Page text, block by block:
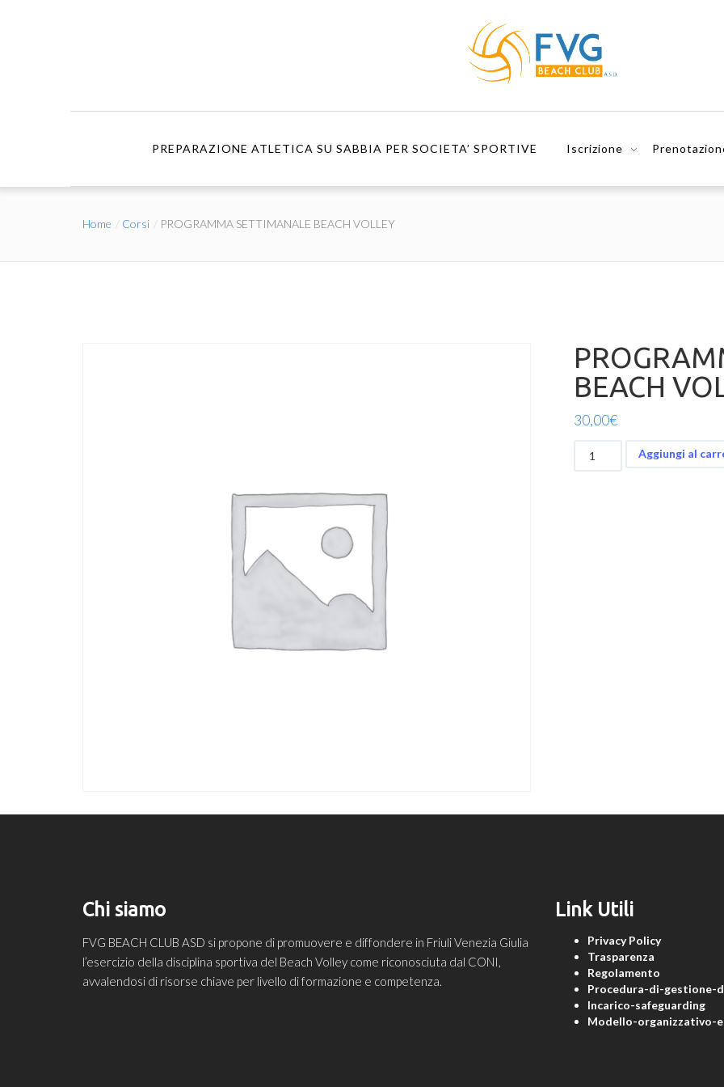
PREPARAZIONE ATLETICA SU SABBIA PER SOCIETA’ SPORTIVE Iscrizione
Home Corsi PROGRAMMA SETTIMANALE BEACH VOLLEY
BEACH
30,00€
PROGRAMMA
SETTIMANALE
Aggiungi al
Chi siamo
FVG BEACH CLUB ASD si propone di promuovere e diffondere in Friuli Venezia Giulia
l’esercizio della disciplina sportiva del Beach Volley come riconosciuta dal CONI,
avvalendosi di risorse chiave per livello di formazione e competenza.
Link Utili
Privacy Policy
Trasparenza
Regolamento
Procedura-di-
Incarico-safeguarding
Modello-